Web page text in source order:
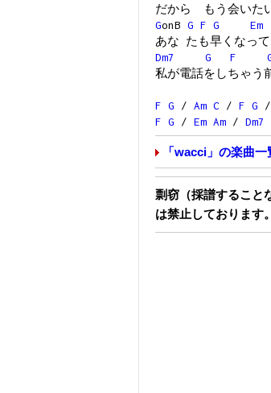
だから もう会いた
GonB G F G Em
あな たも早くなっ
Dm7
G F
私が電話をしちゃう
F G / Am C / F G /
F G / Em Am / Dm7
「wacci」の楽曲一
剽窃（採譜すること
は禁止しております。